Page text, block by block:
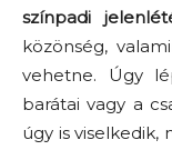
színpadi
közönség,
vehetne. Úgy
barátai vagy a
úgy is